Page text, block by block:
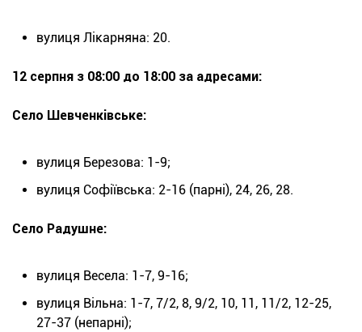
вулиця Лікарняна: 20.
12 серпня з 08:00 до 18:00 за адресами:
Село Шевченківське:
вулиця Березова: 1-9;
вулиця Софіївська: 2-16 (парні), 24, 26, 28.
Село Радушне:
вулиця Весела: 1-7, 9-16;
вулиця Вільна: 1-7, 7/2, 8, 9/2, 10, 11, 11/2, 12-25,
27-37 (непарні);